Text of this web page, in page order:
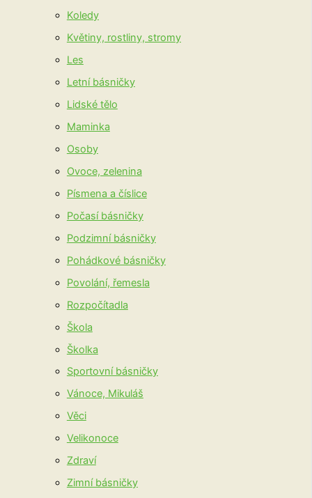
Koledy
Květiny, rostliny, stromy
Les
Letní básničky
Lidské tělo
Maminka
Osoby
Ovoce, zelenina
Písmena a číslice
Počasí básničky
Podzimní básničky
Pohádkové básničky
Povolání, řemesla
Rozpočítadla
Škola
Školka
Sportovní básničky
Vánoce, Mikuláš
Věci
Velikonoce
Zdraví
Zimní básničky